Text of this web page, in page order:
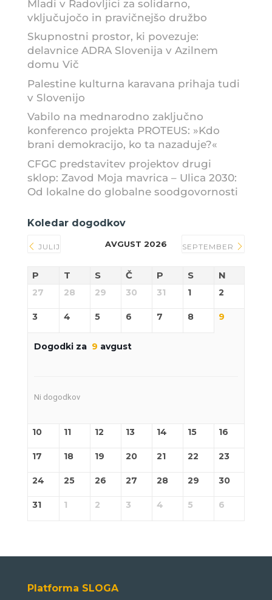
Mladi v Radovljici za solidarno,
vključujočo in pravičnejšo družbo
Skupnostni prostor, ki povezuje:
delavnice ADRA Slovenija v Azilnem
domu Vič
Palestine kulturna karavana prihaja tudi
v Slovenijo
Vabilo na mednarodno zaključno
konferenco projekta PROTEUS: »Kdo
brani demokracijo, ko ta nazaduje?«
CFGC predstavitev projektov drugi
sklop: Zavod Moja mavrica – Ulica 2030:
Od lokalne do globalne soodgovornosti
Koledar dogodkov
JULIJ AVGUST 2026 SEPTEMBER
P T S Č P S N
27 28 29 30 31 1 2
3 4 5 6 7 8 9
Dogodki za 9 avgust
Ni dogodkov
10 11 12 13 14 15 16
17 18 19 20 21 22 23
24 25 26 27 28 29 30
31 1 2 3 4 5 6
Platforma SLOGA